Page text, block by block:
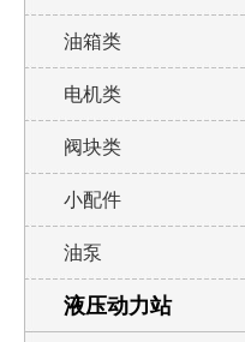
油箱类
电机类
阀块类
小配件
油泵
液压动力站